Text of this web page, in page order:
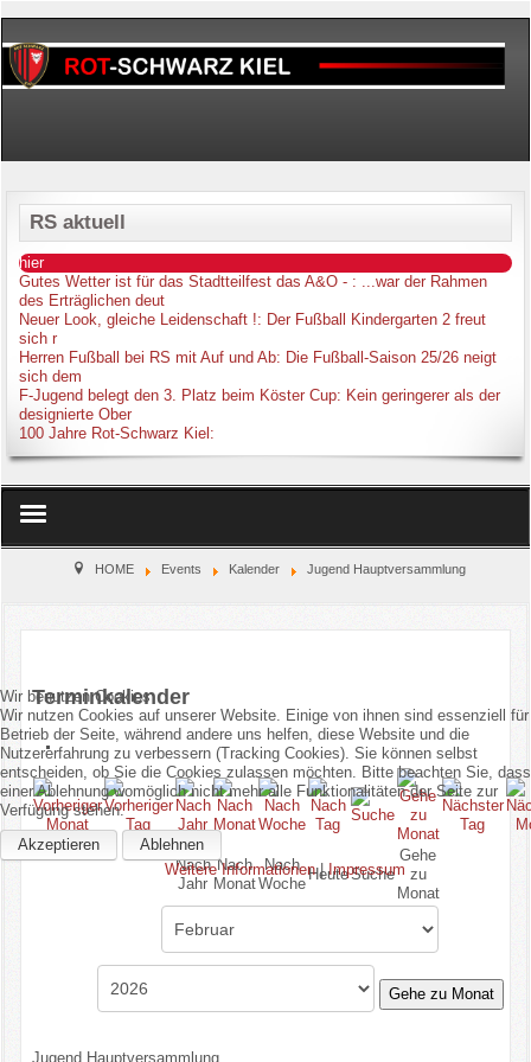
RS aktuell
hier
Gutes Wetter ist für das Stadtteilfest das A&O - : ...war der Rahmen
des Erträglichen deut
Neuer Look, gleiche Leidenschaft !: Der Fußball Kindergarten 2 freut
sich r
Herren Fußball bei RS mit Auf und Ab: Die Fußball-Saison 25/26 neigt
sich dem
F-Jugend belegt den 3. Platz beim Köster Cup: Kein geringerer als der
designierte Ober
100 Jahre Rot-Schwarz Kiel :
Home
Kinderschutz
Sparten
Events
Gastronomie
HOME Events Kalender Jugend Hauptversammlung
Terminkalender
Nach
Jahr
Nach
Monat
Nach
Woche
HeuteSuche
Gehe
zu
Monat
Gehe zu Monat
Jugend Hauptversammlung
Wir benutzen Cookies
Wir nutzen Cookies auf unserer Website. Einige von ihnen sind essenziell
Betrieb der Seite, während andere uns helfen, diese Website und die
Nutzererfahrung zu verbessern (Tracking Cookies). Sie können selbst
entscheiden, ob Sie die Cookies zulassen möchten. Bitte beachten Sie,
einer Ablehnung womöglich nicht mehr alle Funktionalitäten der Seite zur
Verfügung stehen.
Akzeptieren
Ablehnen
Weitere Informationen|Impressum